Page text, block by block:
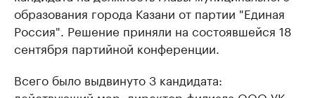
образования города Казани от партии "Единая
Россия". Решение приняли на состоявшейся 18
сентября партийной конференции. ​
Всего было выдвинуто 3 кандидата: